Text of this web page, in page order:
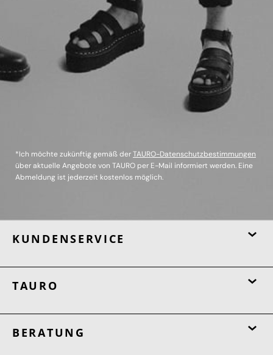
*Ich möchte zukünftig gemäß derTAURO-Datenschutzbestimmungen
über aktuelle Angebote von TAURO per E-Mail informiert werden. Eine
Abmeldung ist jederzeit kostenlos möglich.
KUNDENSERVICE
TAURO
BERATUNG